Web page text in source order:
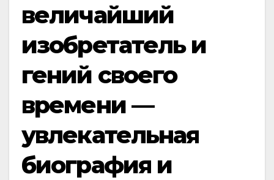
величайший
изобретатель и
гений своего
времени —
увлекательная
биография и